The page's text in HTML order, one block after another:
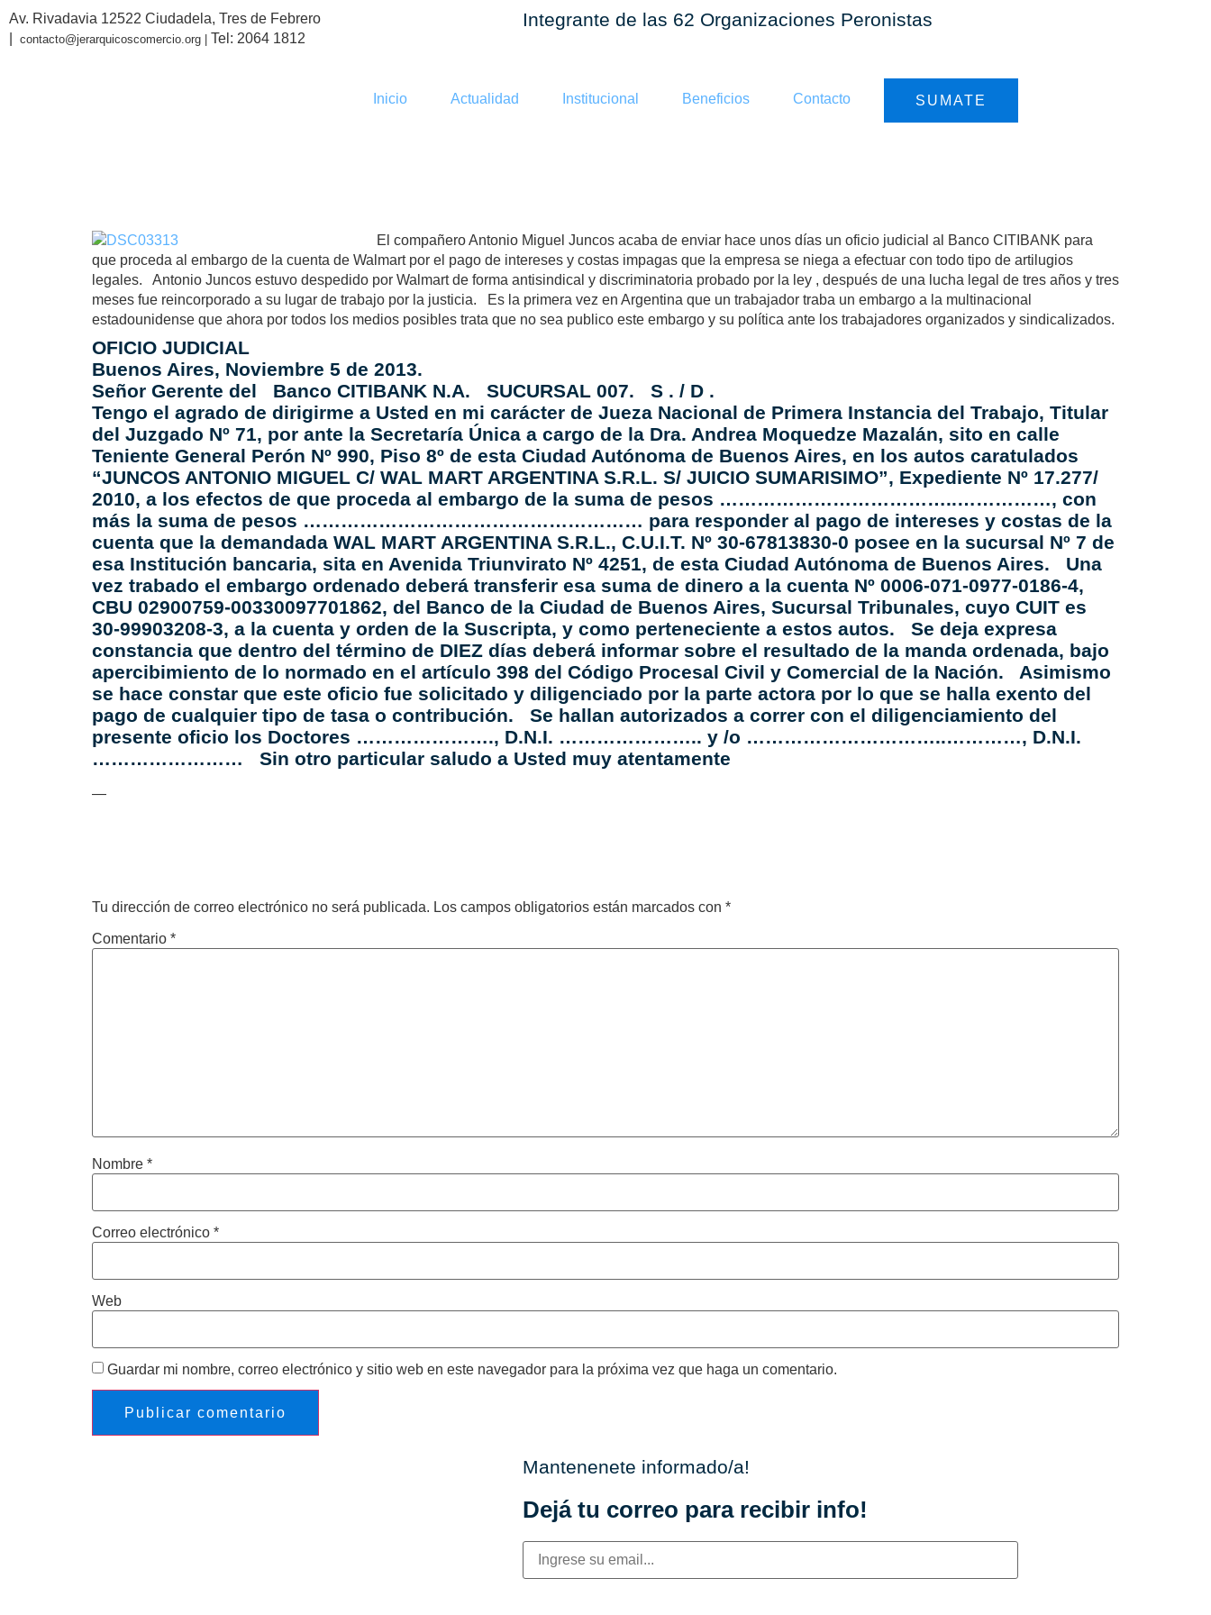
Av. Rivadavia 12522 Ciudadela, Tres de Febrero
contacto@jerarquicoscomercio.org | Tel: 2064 1812
Integrante de las 62 Organizaciones Peronistas
Inicio Actualidad Institucional Beneficios Contacto SUMATE
El compañero Antonio Miguel Juncos acaba de enviar hace unos días un oficio judicial al Banco CITIBANK para
que proceda al embargo de la cuenta de Walmart por el pago de intereses y costas impagas que la empresa se niega a efectuar con todo tipo de artilugios
legales. Antonio Juncos estuvo despedido por Walmart de forma antisindical y discriminatoria probado por la ley , después de una lucha legal de tres años y tres
meses fue reincorporado a su lugar de trabajo por la justicia. Es la primera vez en Argentina que un trabajador traba un embargo a la multinacional
estadounidense que ahora por todos los medios posibles trata que no sea publico este embargo y su política ante los trabajadores organizados y sindicalizados.
OFICIO JUDICIAL
Buenos Aires, Noviembre 5 de 2013.
Señor Gerente del Banco CITIBANK N.A. SUCURSAL 007. S . / D .
Tengo el agrado de dirigirme a Usted en mi carácter de Jueza Nacional de Primera Instancia del Trabajo, Titular
del Juzgado Nº 71, por ante la Secretaría Única a cargo de la Dra. Andrea Moquedze Mazalán, sito en calle
Teniente General Perón Nº 990, Piso 8º de esta Ciudad Autónoma de Buenos Aires, en los autos caratulados
“JUNCOS ANTONIO MIGUEL C/ WAL MART ARGENTINA S.R.L. S/ JUICIO SUMARISIMO”, Expediente Nº 17.277/
2010, a los efectos de que proceda al embargo de la suma de pesos ………………………………..……………, con
más la suma de pesos ……………………………………………… para responder al pago de intereses y costas de la
cuenta que la demandada WAL MART ARGENTINA S.R.L., C.U.I.T. Nº 30-67813830-0 posee en la sucursal Nº 7 de
esa Institución bancaria, sita en Avenida Triunvirato Nº 4251, de esta Ciudad Autónoma de Buenos Aires. Una
vez trabado el embargo ordenado deberá transferir esa suma de dinero a la cuenta Nº 0006-071-0977-0186-4,
CBU 02900759-00330097701862, del Banco de la Ciudad de Buenos Aires, Sucursal Tribunales, cuyo CUIT es
30-99903208-3, a la cuenta y orden de la Suscripta, y como perteneciente a estos autos. Se deja expresa
constancia que dentro del término de DIEZ días deberá informar sobre el resultado de la manda ordenada, bajo
apercibimiento de lo normado en el artículo 398 del Código Procesal Civil y Comercial de la Nación. Asimismo
se hace constar que este oficio fue solicitado y diligenciado por la parte actora por lo que se halla exento del
pago de cualquier tipo de tasa o contribución. Se hallan autorizados a correr con el diligenciamiento del
presente oficio los Doctores …………………., D.N.I. ………………….. y /o …………………………..…………, D.N.I.
…………………… Sin otro particular saludo a Usted muy atentamente
—
Tu dirección de correo electrónico no será publicada. Los campos obligatorios están marcados con *
Comentario *
Nombre *
Correo electrónico *
Web
Guardar mi nombre, correo electrónico y sitio web en este navegador para la próxima vez que haga un comentario.
Mantenenete informado/a!
Dejá tu correo para recibir info!